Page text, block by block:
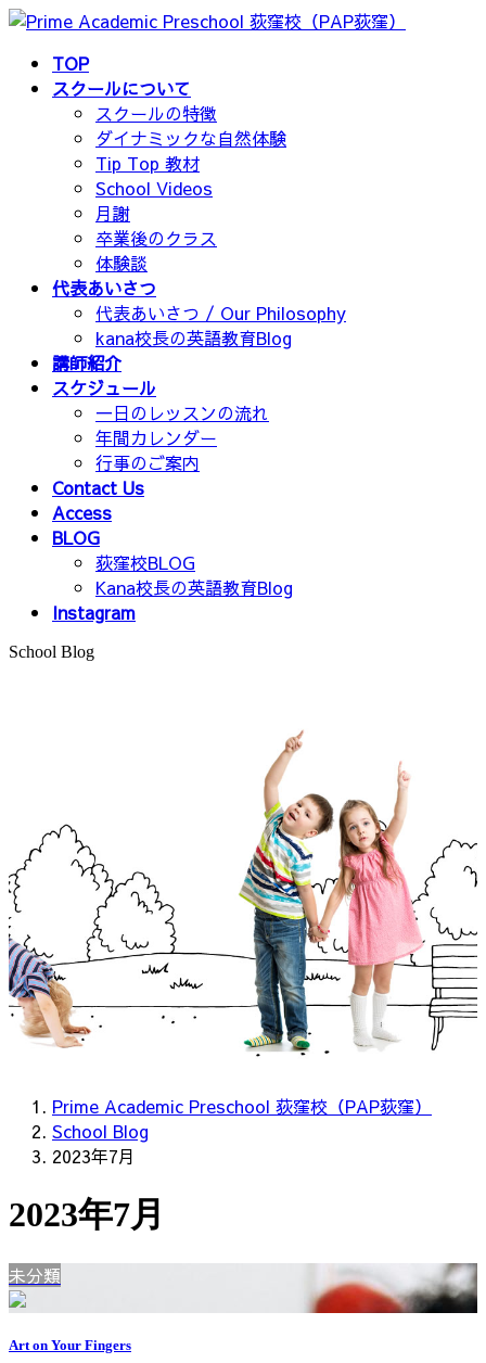
コ
ナ
TOP
スクールについて
スクールの特徴
ダイナミックな自然体験
Tip Top 教材
School Videos
月謝
卒業後のクラス
体験談
代表あいさつ
代表あいさつ / Our Philosophy
kana校長の英語教育Blog
講師紹介
スケジュール
一日のレッスンの流れ
年間カレンダー
行事のご案内
Contact Us
Access
BLOG
荻窪校BLOG
Kana校長の英語教育Blog
Instagram
School Blog
Prime Academic Preschool 荻窪校（PAP荻窪）
School Blog
2023年7月
2023年7月
未分類
Art on Your Fingers